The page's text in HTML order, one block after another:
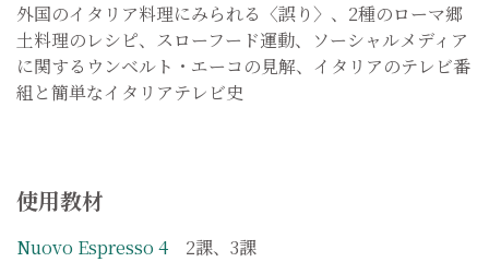
外国のイタリア料理にみられる〈誤り〉、2種のローマ郷
土料理のレシピ、スローフード運動、ソーシャルメディア
に関するウンベルト・エーコの見解、イタリアのテレビ番
組と簡単なイタリアテレビ史
使用教材
Nuovo Espresso 4 2課、3課